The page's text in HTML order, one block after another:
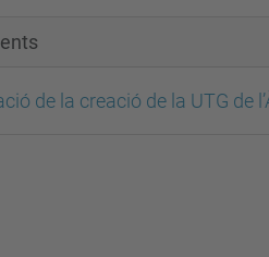
de la creació de la UTG de